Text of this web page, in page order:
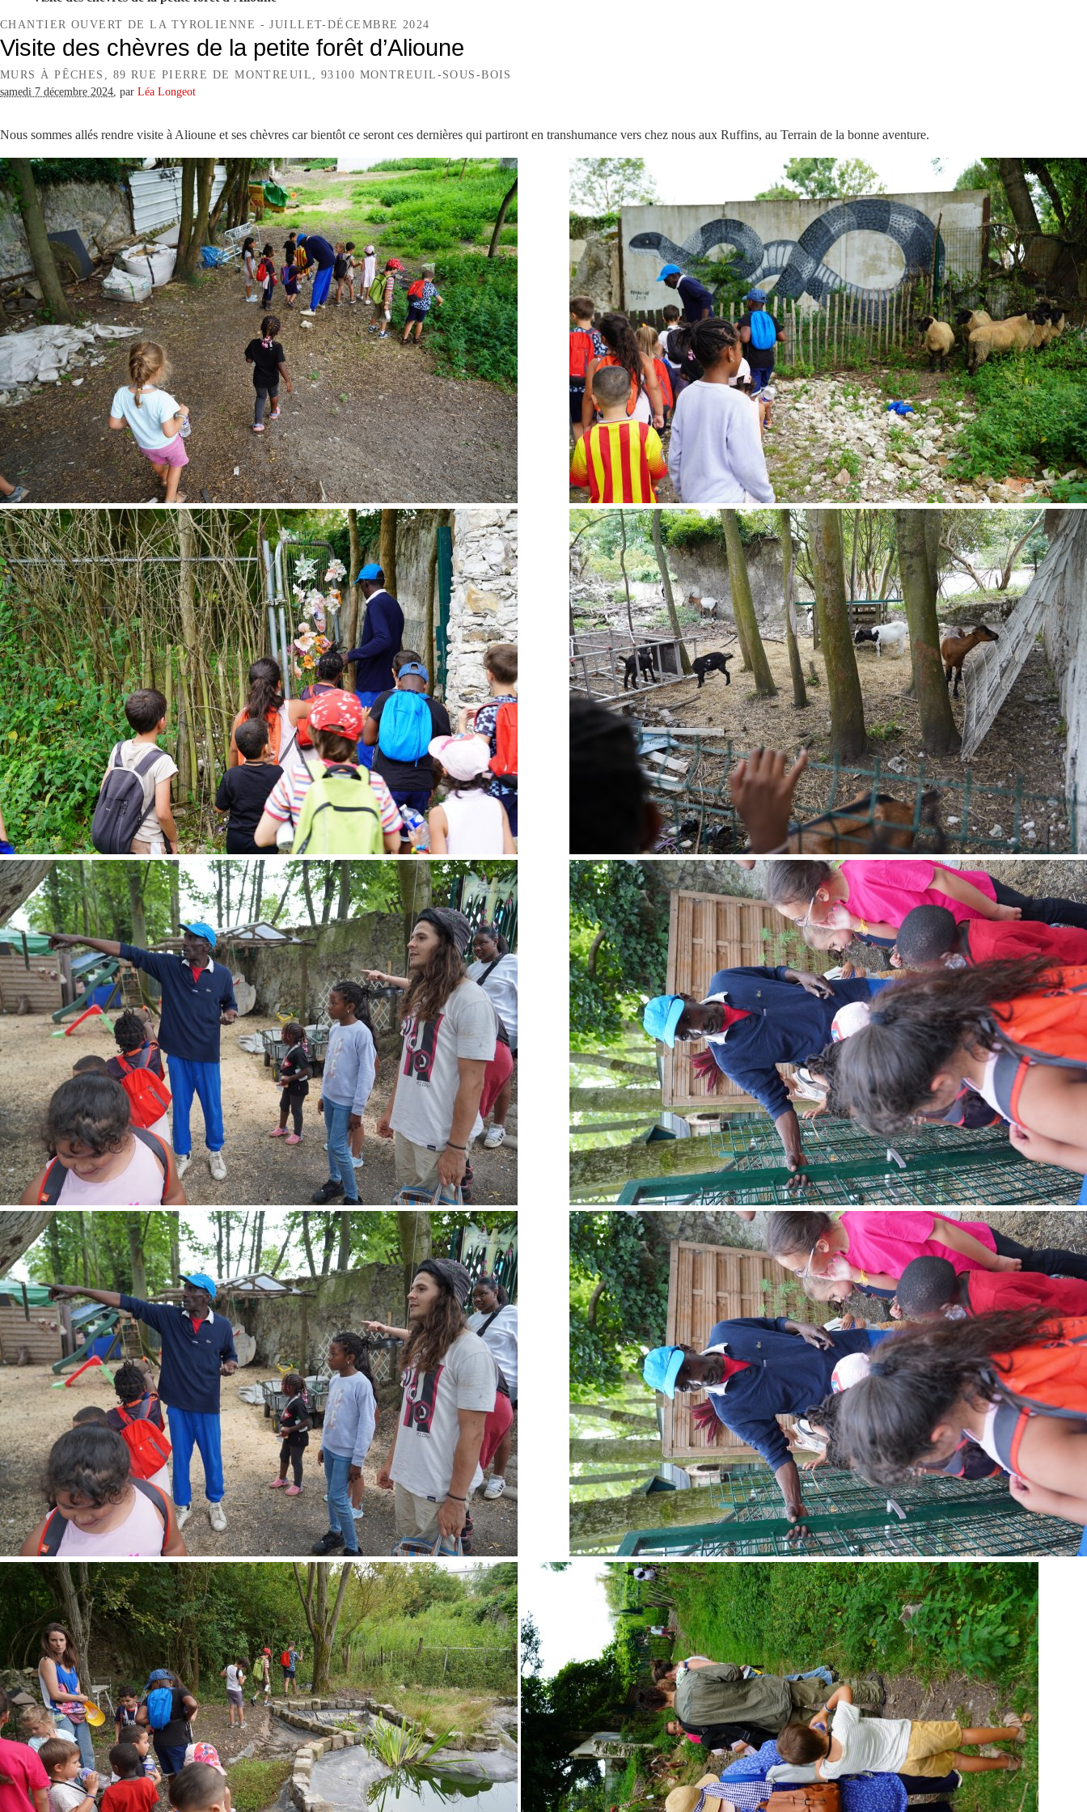
CHANTIER OUVERT DE LA TYROLIENNE - JUILLET-DÉCEMBRE 2024
Visite des chèvres de la petite forêt d’Alioune
MURS À PÊCHES, 89 RUE PIERRE DE MONTREUIL, 93100 MONTREUIL-SOUS-BOIS
samedi 7 décembre 2024 par Léa Longeot
Nous sommes allés rendre visite à Alioune et ses chèvres car bientôt ce seront ces dernières qui partiront en transhumance vers chez nous aux Ruffins, au Terrain de la bonne aventure.